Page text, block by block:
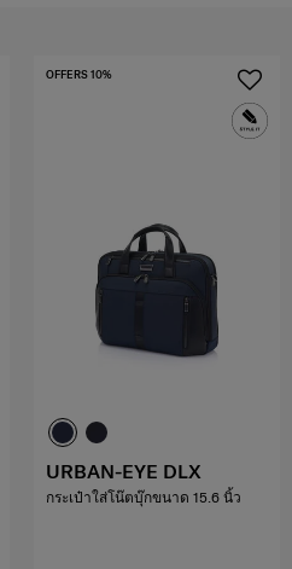
OFFERS 10%
URBAN-EYE DLX
กระเป๋าใส่โน๊ตบุ๊กขนาด 15.6 นิ้ว